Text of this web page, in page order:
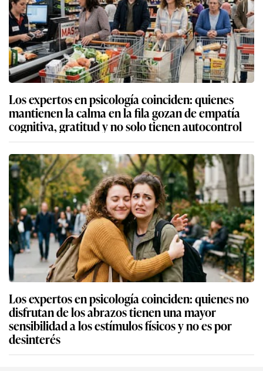
Los expertos en psicología coinciden: quienes
mantienen la calma en la fila gozan de empatía
cognitiva, gratitud y no solo tienen autocontrol
Los expertos en psicología coinciden: quienes no
disfrutan de los abrazos tienen una mayor
sensibilidad a los estímulos físicos y no es por
desinterés